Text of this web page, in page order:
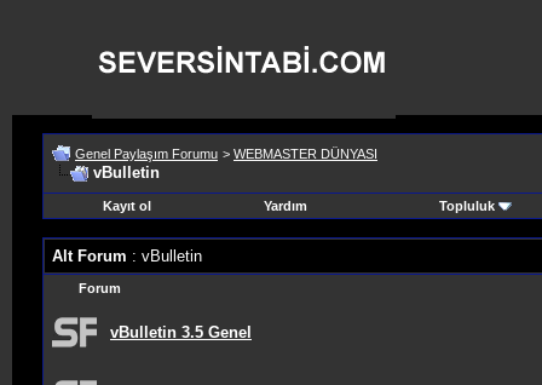
Genel Paylaşım Forumu > WEBMASTER DÜNYASI
vBulletin
Kayıt ol Yardım Topluluk
Alt Forum : vBulletin
Forum
vBulletin 3.5 Genel